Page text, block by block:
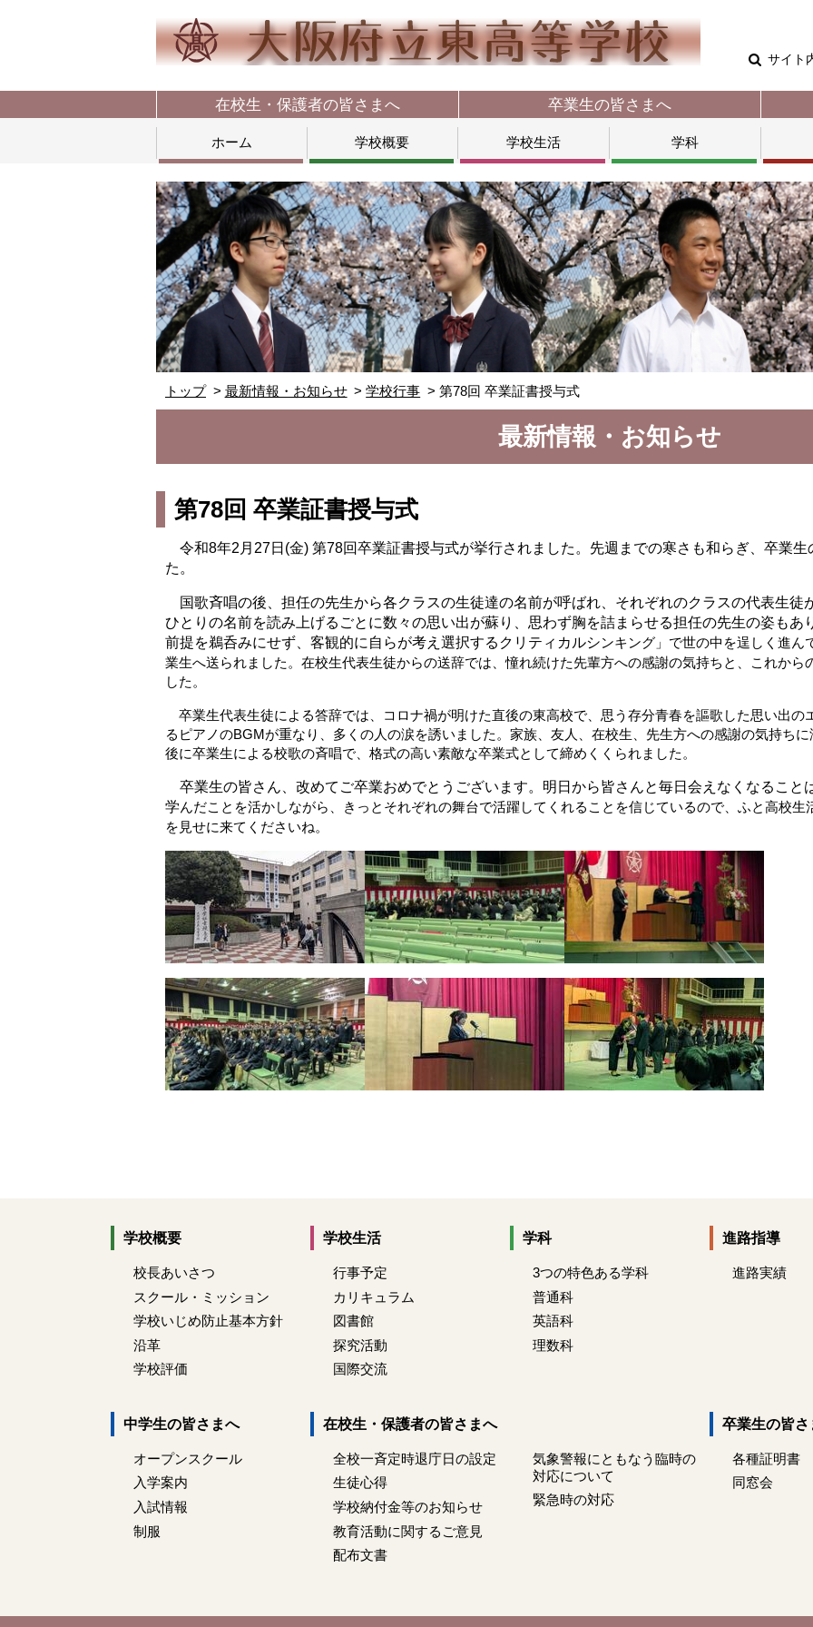
サイト
在校生・保護者の皆さまへ 卒業生の皆さまへ
ホーム 学校概要 学校生活 学科
トップ 最新情報・お知らせ 学校行事 第78回 卒業証書授与式
最新情報・お知らせ
第78回 卒業証書授与式
令和8年2月27日(金) 第78回卒業証書授与式が挙行されました。先週までの寒さも和らぎ、卒業生
た。
国歌斉唱の後、担任の先生から各クラスの生徒達の名前が呼ばれ、それぞれのクラスの代表生徒
ひとりの名前を読み上げるごとに数々の思い出が蘇り、思わず胸を詰まらせる担任の先生の姿もあ
前提を鵜呑みにせず、客観的に自らが考え選択するクリティカルシンキング」で世の中を逞しく進
業生へ送られました。在校生代表生徒からの送辞では、憧れ続けた先輩方への感謝の気持ちと、これから
した。
卒業生代表生徒による答辞では、 コロナ禍が明けた直後の東高校で、思う 存分青春を謳歌した思い出の
る ピアノのBGMが重なり、多くの人の涙を誘いました。家族、友人、在校生、先生方への感謝の気持ち
後に卒業生による校歌の斉唱で、格式の高い素敵な卒業式として締めくくられました。
卒業生の皆さん、改めてご卒業おめでとうございます。明日から皆さんと毎日会えなくなること
学んだことを活かしながら、きっとそれぞれの舞台で活躍してくれることを信じているので 、ふと高校生
を見せに来てくださいね。
学校概要
校長あいさつ
スクール・ミッション
学校いじめ防止基本方針
沿革
学校評価
学校生活
行事予定
カリキュラム
図書館
探究活動
国際交流
学科
3つの特色ある学科
普通科
英語科
理数科
進路指導
進路実績
中学生の皆さまへ
オープンスクール
入学案内
入試情報
制服
在校生・保護者の皆さまへ
全校一斉定時退庁日の設定
生徒心得
学校納付金等のお知らせ
教育活動に関するご意見
配布文書
気象警報にともなう臨時の
対応について
緊急時の対応
卒業生の皆さ
各種証明書
同窓会